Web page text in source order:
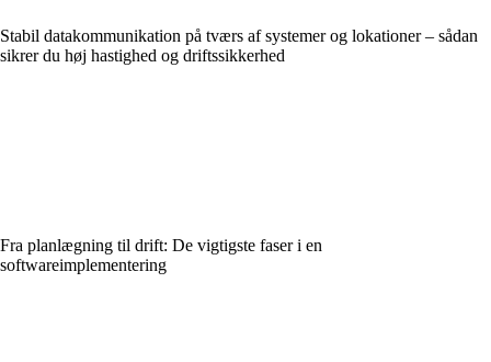
Stabil datakommunikation på tværs af systemer og lokationer – sådan
sikrer du høj hastighed og driftssikkerhed
Fra planlægning til drift: De vigtigste faser i en
softwareimplementering